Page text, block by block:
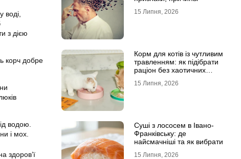
воді,
з дією
корч добре
водою.
і мох.
здоров’ї
15 Липня, 2026
Корм для котів із чутливим
травленням: як підібрати
раціон без хаотичних
15 Липня, 2026
Суші з лососем в Івано-
Франківську: де
найсмачніші та як вибрати
15 Липня, 2026